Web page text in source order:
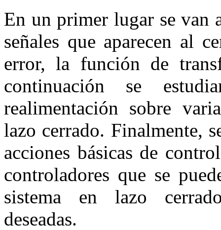
En un primer lugar se van
señales que aparecen al
error, la función de
continuación se
realimentación sobre
lazo cerrado. Finalmente,
acciones básicas de
controladores que se
sistema en lazo
deseadas.